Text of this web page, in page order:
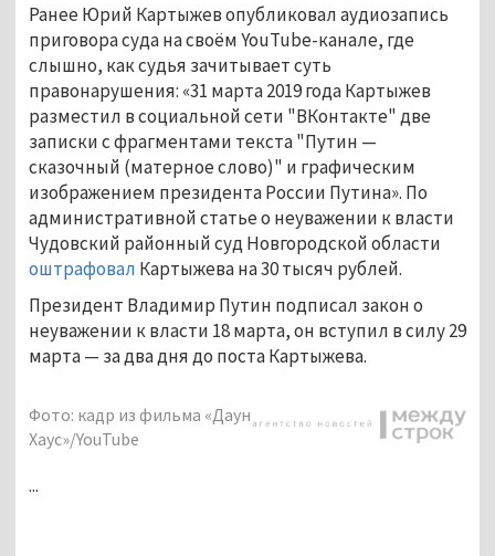
Ранее Юрий Картыжев опубликовал аудиозапись
приговора суда на своём YouTube-канале, где
слышно, как судья зачитывает суть
правонарушения: «31 марта 2019 года Картыжев
разместил в социальной сети "ВКонтакте" две
записки с фрагментами текста "Путин —
сказочный (матерное слово)" и графическим
изображением президента России Путина». По
административной статье о неуважении к власти
Чудовский районный суд Новгородской области
оштрафовал Картыжева на 30 тысяч рублей.
Президент Владимир Путин подписал закон о
неуважении к власти 18 марта, он вступил в силу 29
марта — за два дня до поста Картыжева.
Фото: кадр из фильма «Даун
Хаус»/YouTube
...